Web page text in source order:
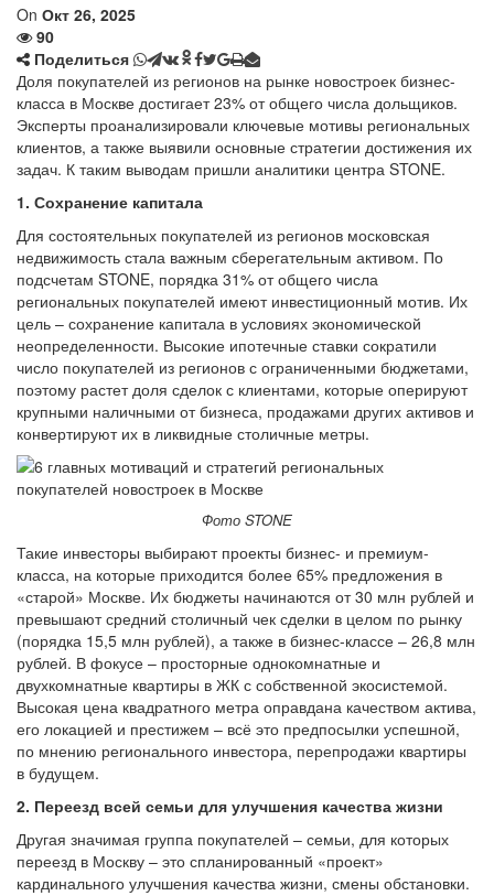
On Окт 26, 2025
90
Поделиться
Доля покупателей из регионов на рынке новостроек бизнес-
класса в Москве достигает 23% от общего числа дольщиков.
Эксперты проанализировали ключевые мотивы региональных
клиентов, а также выявили основные стратегии достижения их
задач. К таким выводам пришли аналитики центра STONE.
1. Сохранение капитала
Для состоятельных покупателей из регионов московская
недвижимость стала важным сберегательным активом. По
подсчетам STONE, порядка 31% от общего числа
региональных покупателей имеют инвестиционный мотив. Их
цель – сохранение капитала в условиях экономической
неопределенности. Высокие ипотечные ставки сократили
число покупателей из регионов с ограниченными бюджетами,
поэтому растет доля сделок с клиентами, которые оперируют
крупными наличными от бизнеса, продажами других активов и
конвертируют их в ликвидные столичные метры.
Фото STONE
Такие инвесторы выбирают проекты бизнес- и премиум-
класса, на которые приходится более 65% предложения в
«старой» Москве. Их бюджеты начинаются от 30 млн рублей и
превышают средний столичный чек сделки в целом по рынку
(порядка 15,5 млн рублей), а также в бизнес-классе – 26,8 млн
рублей. В фокусе – просторные однокомнатные и
двухкомнатные квартиры в ЖК с собственной экосистемой.
Высокая цена квадратного метра оправдана качеством актива,
его локацией и престижем – всё это предпосылки успешной,
по мнению регионального инвестора, перепродажи квартиры
в будущем.
2. Переезд всей семьи для улучшения качества жизни
Другая значимая группа покупателей – семьи, для которых
переезд в Москву – это спланированный «проект»
кардинального улучшения качества жизни, смены обстановки.